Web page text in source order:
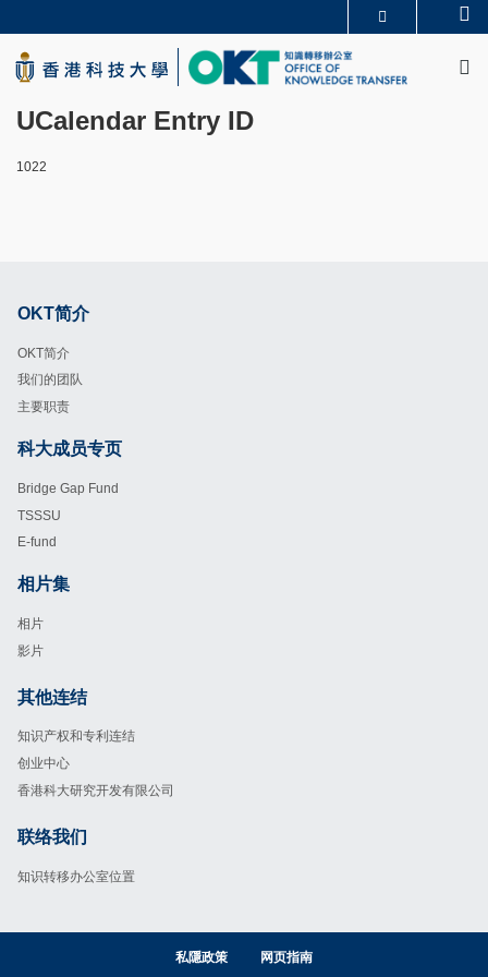
to
main
content
学术部门索引
生活@科大
图书馆
教授简录
UCalendar Entry ID
1022
Footer
OKT简介
OKT简介
我们的团队
主要职责
Footer
科大成员专页
Bridge Gap Fund
TSSSU
E-fund
相片集
相片
影片
Footer
其他连结
知识产权和专利连结
创业中心
香港科大研究开发有限公司
Footer
联络我们
知识转移办公室位置
私隱政策 网页指南